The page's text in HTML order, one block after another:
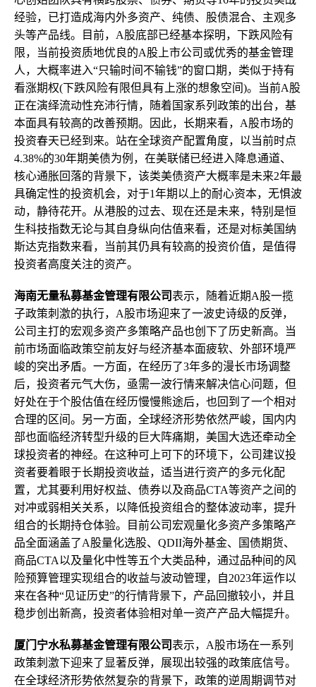
经验，已打造成海内外多资产、纯债、股债混合、主观多
头等产品线。目前，A股底部已经基本探明，下跌风险有
限，当前投资质地优良的A股上市公司或优秀的基金管理
人，大概率进入“只输时间不输钱”的窗口期，类似于持有
看涨期权(下跌风险有限但具有上涨的想象空间)。当前A股
正在演绎流动性充沛行情，随着国家系列政策的出台，基
本面具有较高的改善预期。因此，长期来看，A股市场的
投资春天已经到来。站在全球资产配置角度，以当前时点
4.38%的30年期美债为例，在美联储已经进入降息通道、
核心通胀回落的背景下，该类美债资产大概率是未来2年最
具确定性的投资机会，对于1年期以上的耐心资本，无惧波
动，静待花开。从港股的过去、现在还是未来，特别是恒
生科技指数无论与其自身纵向估值来看，还是对标美国纳
斯达克指数来看，当前其仍具有较高的投资价值，是值得
投资者高度关注的资产。
海南无量私募基金管理有限公司表示，随着近期A股一揽
子政策刺激的执行，A股市场迎来了一波史诗级的反弹，
公司主打的宏观多资产多策略产品也创下了历史新高。当
前市场面临政策空前友好与经济基本面疲软、外部环境严
峻的突出矛盾。一方面，在经历了3年多的漫长市场调整
后，投资者元气大伤，亟需一波行情来解决信心问题，但
好处在于个股估值在经历慢慢熊途后，也回到了一个相对
合理的区间。另一方面，全球经济形势依然严峻，国内内
部也面临经济转型升级的巨大阵痛期，美国大选还牵动全
球投资者的神经。在这种可上可下的环境下，公司建议投
资者要着眼于长期投资收益，适当进行资产的多元化配
置，尤其要利用好权益、债券以及商品CTA等资产之间的
对冲或弱相关关系，以降低投资组合的整体波动率，提升
组合的长期持仓体验。目前公司宏观量化多资产多策略产
品全面涵盖了A股量化选股、QDII海外基金、国债期货、
商品CTA以及量化中性等五个大类品种，通过品种间的风
险预算管理实现组合的收益与波动管理，自2023年运作以
来在各种“见证历史”的行情背景下，产品回撤较小，并且
稳步创出新高，投资者体验相对单一资产产品大幅提升。
厦门宁水私募基金管理有限公司表示，A股市场在一系列
政策刺激下迎来了显著反弹，展现出较强的政策底信号。
在全球经济形势依然复杂的背景下，政策的逆周期调节对